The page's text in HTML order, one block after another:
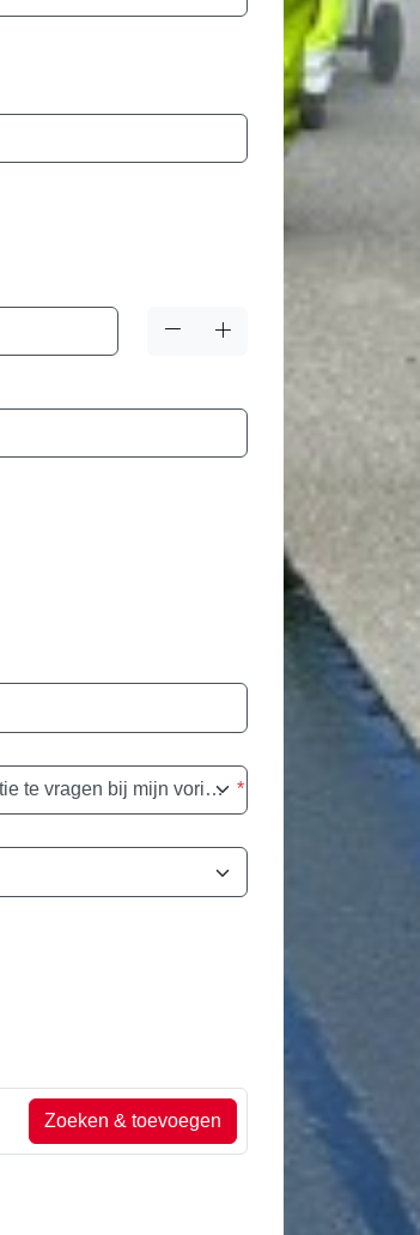
Ik geef hierbij de toestemming om referentie te vragen bij mijn vorige werkgevers *
Zoeken & toevoegen